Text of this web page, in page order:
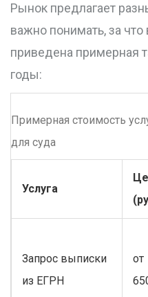
Рынок предлагает
важно понимать, за
приведена примерная
годы:
Примерная стоимость
для суда
Услуга
Запрос выписки
из ЕГРН
от